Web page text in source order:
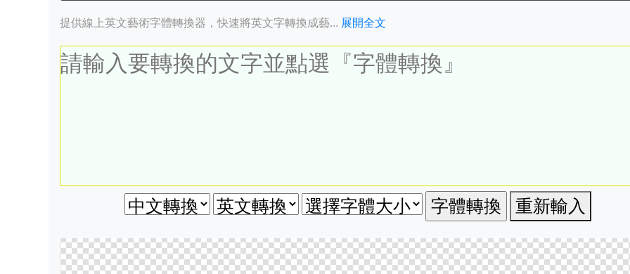
提供線上英文藝術字體轉換器，快速將英文字轉換成藝... 展開全文
重新輸入